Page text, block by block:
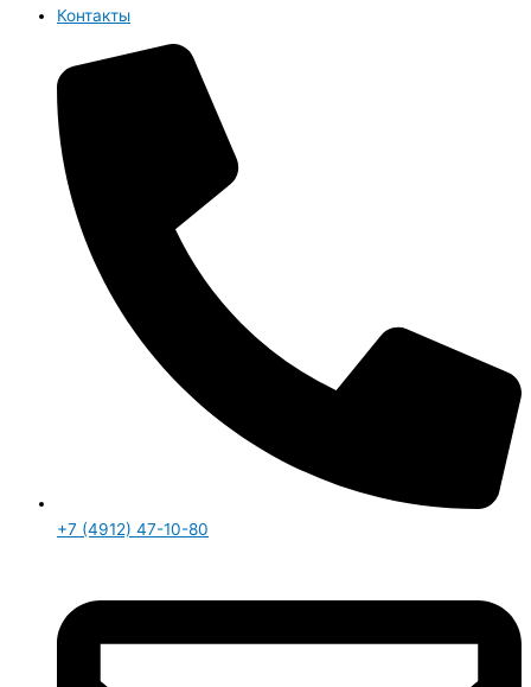
Контакты
+7 (4912) 47-10-80